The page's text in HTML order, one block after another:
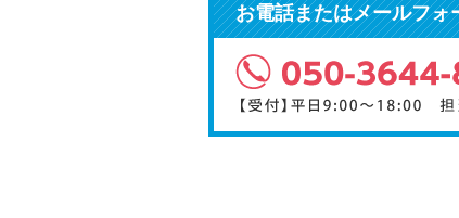
お電話またはメールフォ